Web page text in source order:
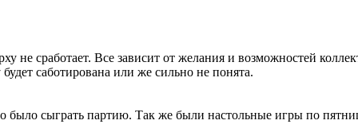
не сработает. Все зависит от желания и возможностей
саботирована или же сильно не понята.
было сыграть партию. Так же были настольные игры по